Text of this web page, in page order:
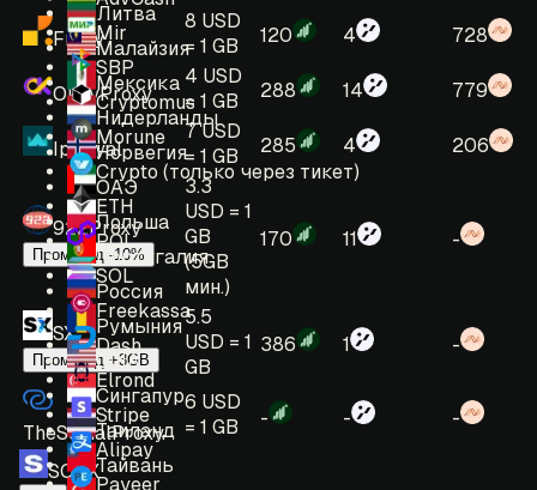
Литва
Малайзия
Мексика
Нидерланды
Норвегия
ОАЭ
Польша
Португалия
Россия
Румыния
США
Сингапур
Таиланд
Тайвань
Mir
SBP
Cryptomus
Morune
Crypto (только через тикет)
ETH
POL
SOL
Freekassa
Dash
Elrond
Stripe
Alipay
Payeer
Froxy
8 USD
= 1 GB
120 4 728
OkeyProxy
4 USD
= 1 GB
288 14 779
IpRoyal
7 USD
= 1 GB
285 4 206
922Proxy
Промокод -10%
3.3
USD = 1
GB
(5GB
мин.)
170 11 -
SX
Промокод +3GB
5.5
USD = 1
GB
386 1 -
TheSocialProxy
6 USD
= 1 GB
- - -
SOAX